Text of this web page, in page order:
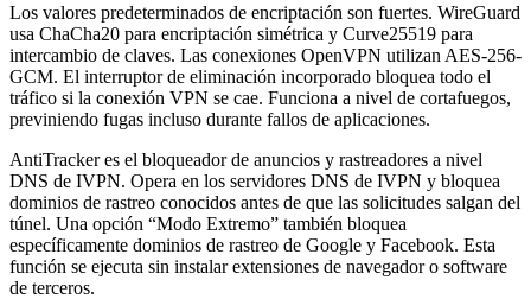
Los valores predeterminados de encriptación son fuertes. WireGuard
usa ChaCha20 para encriptación simétrica y Curve25519 para
intercambio de claves. Las conexiones OpenVPN utilizan AES-256-
GCM. El interruptor de eliminación incorporado bloquea todo el
tráfico si la conexión VPN se cae. Funciona a nivel de cortafuegos,
previniendo fugas incluso durante fallos de aplicaciones.
AntiTracker es el bloqueador de anuncios y rastreadores a nivel
DNS de IVPN. Opera en los servidores DNS de IVPN y bloquea
dominios de rastreo conocidos antes de que las solicitudes salgan del
túnel. Una opción “Modo Extremo” también bloquea
específicamente dominios de rastreo de Google y Facebook. Esta
función se ejecuta sin instalar extensiones de navegador o software
de terceros.